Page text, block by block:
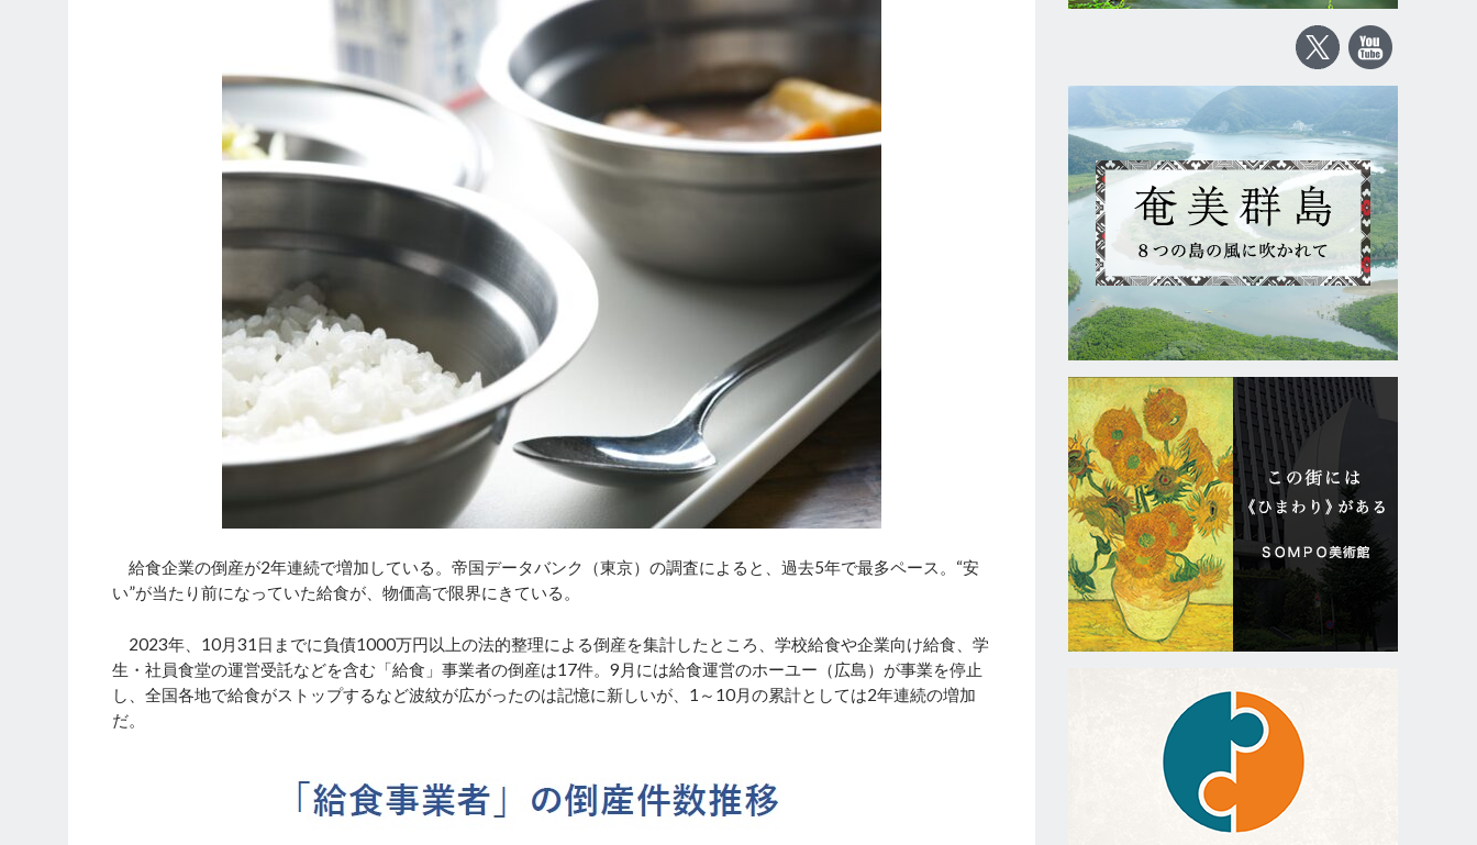
給食企業の倒産が2年連続で増加している。帝国データバンク（東京）の調査によると、過去5年で最多ペース。“安
い”が当たり前になっていた給食が、物価高で限界にきている。
2023年、10月31日までに負債1000万円以上の法的整理による倒産を集計したところ、学校給食や企業向け給食、学
生・社員食堂の運営受託などを含む「給食」事業者の倒産は17件。9月には給食運営のホーユー（広島）が事業を停止
し、全国各地で給食がストップするなど波紋が広がったのは記憶に新しいが、1～10月の累計としては2年連続の増加
だ。